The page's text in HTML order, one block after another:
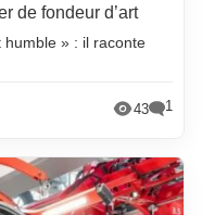
de fondeur d’art
» : il raconte
43 1